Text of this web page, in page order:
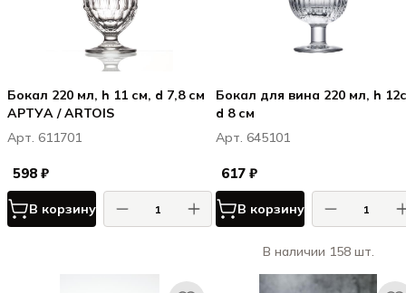
Бокал 220 мл, h 11 см, d 7,8 см
АРТУА / ARTOIS
Арт. 611701
598 ₽
В корзину
Бокал для вина 220 мл, h 12см,
d 8 см
Арт. 645101
617 ₽
В корзину
В наличии 158 шт.